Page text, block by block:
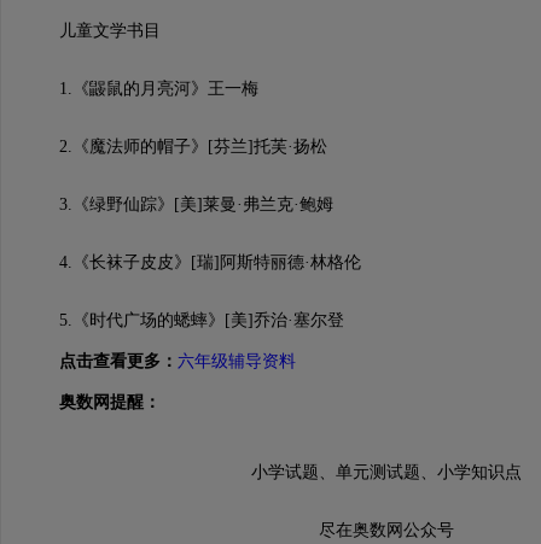
儿童文学书目
1.《鼹鼠的月亮河》王一梅
2.《魔法师的帽子》[芬兰]托芙·扬松
3.《绿野仙踪》[美]莱曼·弗兰克·鲍姆
4.《长袜子皮皮》[瑞]阿斯特丽德·林格伦
5.《时代广场的蟋蟀》[美]乔治·塞尔登
点击查看更多： 六年级辅导资料
奥数网提醒：
小学试题、单元测试题、小学知识点
尽在奥数网公众号